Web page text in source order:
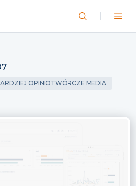
OPINIOTWÓRCZE MEDIA